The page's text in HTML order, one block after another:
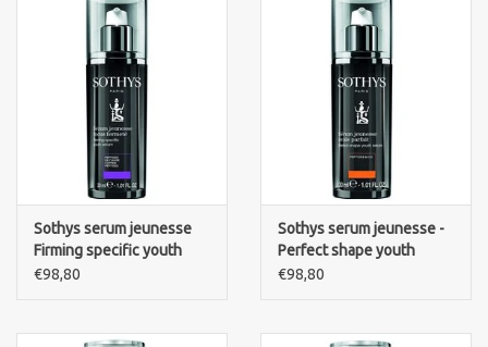
Sothys serum jeunesse
Firming specific youth
serum- jeunesse focus
€98,80
Sothys serum jeunesse -
Perfect shape youth
serum
€98,80